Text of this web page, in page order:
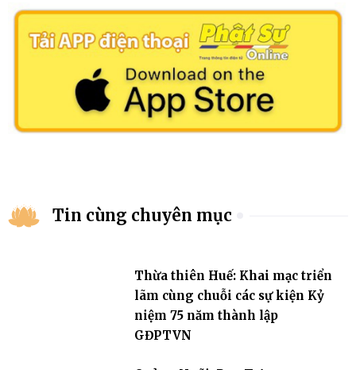
Tin cùng chuyên mục
Thừa thiên Huế: Khai mạc triển
lãm cùng chuỗi các sự kiện Kỷ
niệm 75 năm thành lập
GĐPTVN